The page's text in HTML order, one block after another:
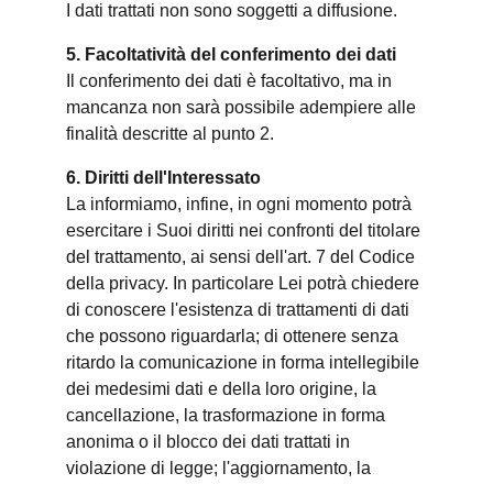
I dati trattati non sono soggetti a diffusione.
5. Facoltatività del conferimento dei dati
Il conferimento dei dati è facoltativo, ma in
mancanza non sarà possibile adempiere alle
finalità descritte al punto 2.
6. Diritti dell'Interessato
La informiamo, infine, in ogni momento potrà
esercitare i Suoi diritti nei confronti del titolare
del trattamento, ai sensi dell'art. 7 del Codice
della privacy. In particolare Lei potrà chiedere
di conoscere l'esistenza di trattamenti di dati
che possono riguardarla; di ottenere senza
ritardo la comunicazione in forma intellegibile
dei medesimi dati e della loro origine, la
cancellazione, la trasformazione in forma
anonima o il blocco dei dati trattati in
violazione di legge; l'aggiornamento, la